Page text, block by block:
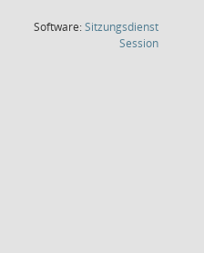
Software:Sitzungsdienst
Session(Wird in